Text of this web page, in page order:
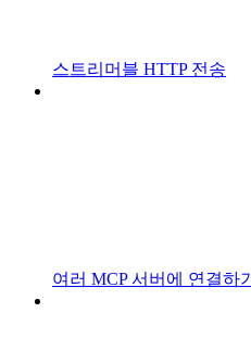
스트리머블 HTTP 전송
여러 MCP 서버에 연결하기